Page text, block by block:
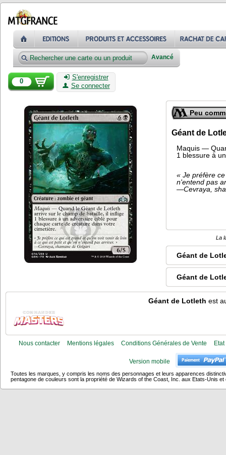
Avancé
0
S'enregistrer
Se connecter
Peu
Géant de
Maquis —
1 blessure à
« Je préfère
n'entend pas
—Cevraya,
La
Géant de
Géant de
Géant de Lotleth est
Nous contacter Mentions légales Conditions Générales de Vente
Version mobile
Toutes les marques, y compris les noms des personnages et leurs apparences
pentagone de couleurs sont la propriété de Wizards of the Coast, Inc. aux Etats-Unis